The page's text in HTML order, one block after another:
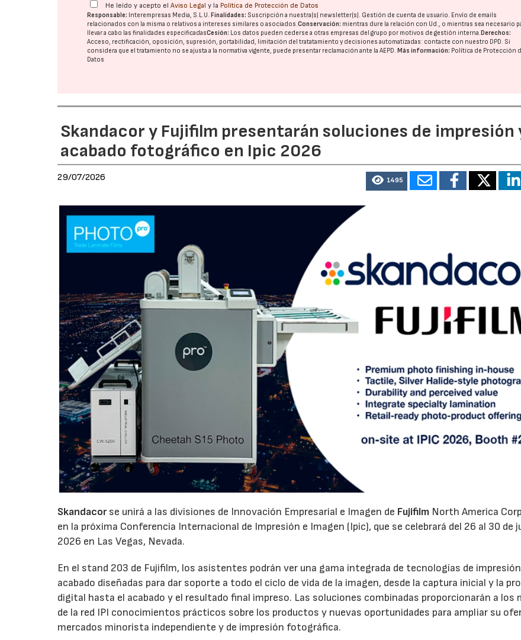
He leído y acepto elAviso Legal y la Política de Protección de Datos
Responsable: Interempresas Media, S.L.U.Finalidades: Suscripción a nuestra(s) newsletter(s). Gestión de cuenta de usuario. Envío de emails
relacionados con la misma o relativos a intereses similares o asociados.Conservación: mientras dure la relación con Ud., o mientras sea necesario
llevar a cabo las finalidades especificadasCesión: Los datos pueden cederse a otras empresas del grupo por motivos de gestión interna.Derechos:
Acceso, rectificación, oposición, supresión, portabilidad, limitación del tratatamiento y decisiones automatizadas: contacte con nuestro DPD. Si
considera que el tratamiento no se ajusta a la normativa vigente, puede presentar reclamación ante laAEPD.Más información: Política de Protección
Datos
Skandacor y Fujifilm presentarán soluciones de impresión
acabado fotográfico en Ipic 2026
29/07/2026 1495
Skandacorse unirá a las divisiones de Innovación Empresarial e Imagen de Fujifilm North America
en la próxima Conferencia Internacional de Impresión e Imagen (Ipic), que se celebrará del 26 al 30 de
2026 en Las Vegas, Nevada.
En el stand 203 de Fujifilm, los asistentes podrán ver una gama integrada de tecnologías de
acabado diseñadas para dar soporte a todo el ciclo de vida de la imagen, desde la captura inicial y la
digital hasta el acabado y el resultado final impreso. Las soluciones combinadas proporcionarán a los
de la red IPI conocimientos prácticos sobre los productos y nuevas oportunidades para ampliar su
mercados minorista independiente y de impresión fotográfica.